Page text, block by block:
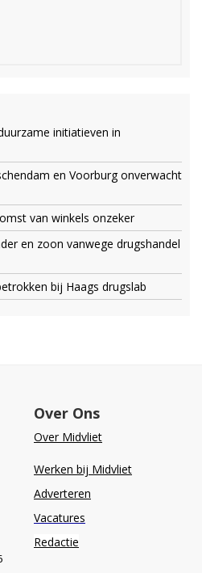
initiatieven in
en Voorburg onverwacht
van winkels onzeker
en zoon vanwege drugshandel
bij Haags drugslab
Over Ons
Over Midvliet
Werken bij Midvliet
Adverteren
Vacatures
Redactie